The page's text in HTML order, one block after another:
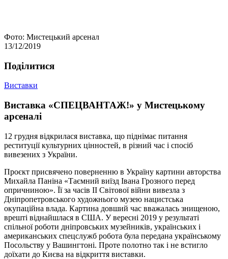
Фото: Мистецький арсенал
13/12/2019
Подiлитися
Виставки
Виставка «СПЕЦВАНТАЖ!» у Мистецькому
арсеналі
12 грудня відкрилася виставка, що піднімає питання
реституції культурних цінностей, в різний час і спосіб
вивезених з України.
Проєкт присвячено поверненню в Україну картини авторства
Михайла Паніна «Таємний виїзд Івана Грозного перед
опричниною». Її за часів ІІ Світової війни вивезла з
Дніпропетровського художнього музею нацистська
окупаційна влада. Картина довший час вважалась знищеною,
врешті віднайшлася в США. У вересні 2019 у результаті
спільної роботи дніпровських музейників, українських і
американських спецслужб робота була передана українському
Посольству у Вашингтоні. Проте полотно так і не встигло
доїхати до Києва на відкриття виставки.